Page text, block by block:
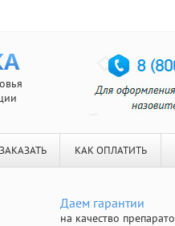
КАК ОПЛАТИТЬ
Даем гарантии
на качество